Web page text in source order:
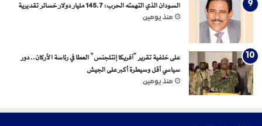
السودان الذي التهمته الحرب: 145.7 مليار دولار خسائر تقديرية
منذ يومين
على خلفية تقرير “آفريكا إنتلجنس” العطا في رئاسة الأركان.. دور
سياسي أقل وسيطرة أكبر على الجيش
منذ يومين